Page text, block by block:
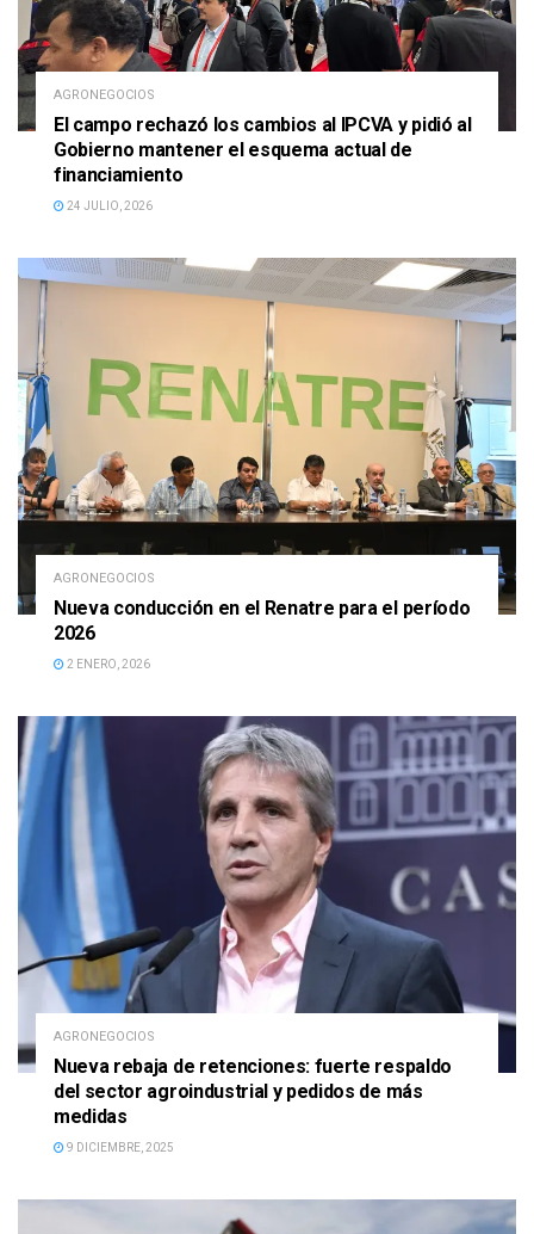
AGRONEGOCIOS
El campo rechazó los cambios al IPCVA y pidió al
Gobierno mantener el esquema actual de
financiamiento
24 JULIO, 2026
AGRONEGOCIOS
Nueva conducción en el Renatre para el período
2026
2 ENERO, 2026
AGRONEGOCIOS
Nueva rebaja de retenciones: fuerte respaldo
del sector agroindustrial y pedidos de más
medidas
9 DICIEMBRE, 2025